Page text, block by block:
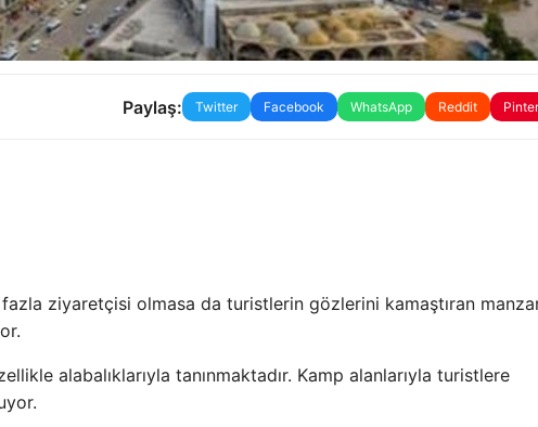
Paylaş: Twitter Facebook WhatsApp Reddit
ziyaretçisi olmasa da turistlerin gözlerini kamaştıran
alabalıklarıyla tanınmaktadır. Kamp alanlarıyla turistlere